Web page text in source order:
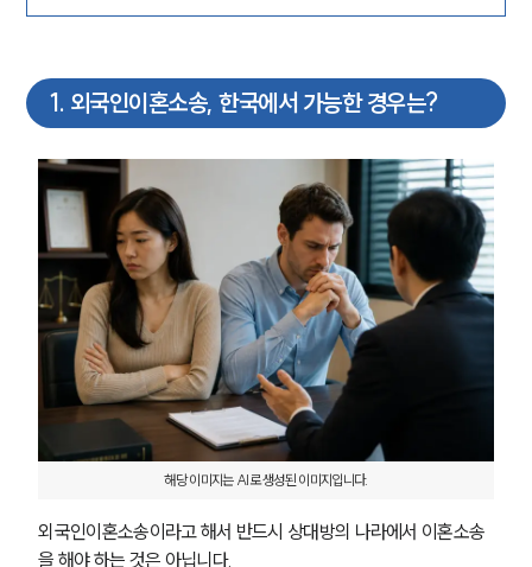
1. 외국인이혼소송, 한국에서 가능한 경우는?
해당 이미지는 AI로 생성된 이미지입니다.
외국인이혼소송이라고 해서 반드시 상대방의 나라에서 이혼소송
을 해야 하는 것은 아닙니다.